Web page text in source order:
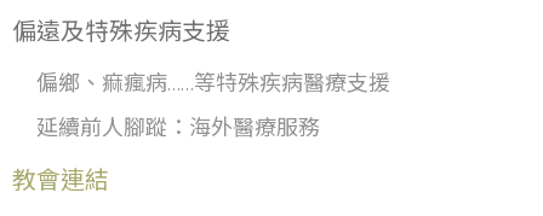
偏遠及特殊疾病支援
偏鄉、痲瘋病……等特殊疾病醫療支援
延續前人腳蹤：海外醫療服務
教會連結